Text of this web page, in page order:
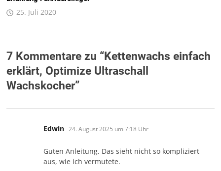
25. Juli 2020
7 Kommentare zu “Kettenwachs einfach
erklärt, Optimize Ultraschall
Wachskocher”
Edwin sagt:
24. August 2025 um 7:18 Uhr
Guten Anleitung. Das sieht nicht so kompliziert
aus, wie ich vermutete.